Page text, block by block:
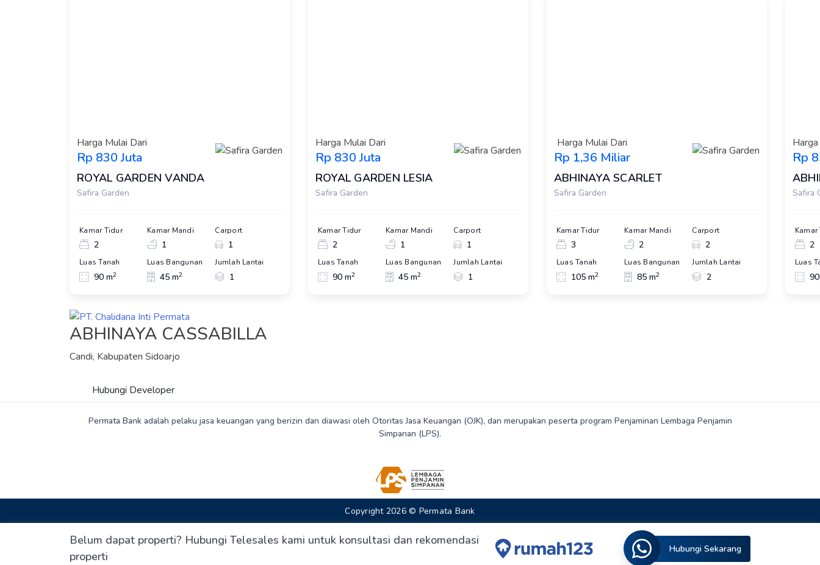
Harga Mulai Dari
Rp 830 Juta
ROYAL GARDEN VANDA
Safira Garden
Kamar Tidur
2
Kamar Mandi
1
Carport
1
Luas Tanah
90 m2
Luas Bangunan
45 m2
Jumlah Lantai
1
Harga Mulai Dari
Rp 830 Juta
ROYAL GARDEN LESIA
Safira Garden
Kamar Tidur
2
Kamar Mandi
1
Carport
1
Luas Tanah
90 m2
Luas Bangunan
45 m2
Jumlah Lantai
1
Harga Mulai Dari
Rp 1,36 Miliar
ABHINAYA SCARLET
Safira Garden
Kamar Tidur
3
Kamar Mandi
2
Carport
2
Luas Tanah
105 m2
Luas Bangunan
85 m2
Jumlah Lantai
2
Rp
Safira
2
Luas
ABHINAYA CASSABILLA
Candi, Kabupaten Sidoarjo
Hubungi Developer
Permata Bank adalah pelaku jasa keuangan yang berizin dan diawasi oleh Otoritas Jasa Keuangan (OJK), dan merupakan peserta program Penjaminan Lembaga Penjamin
Simpanan (LPS).
Copyright 2026 © Permata Bank
Belum dapat properti? Hubungi Telesales kami untuk konsultasi dan rekomendasi
properti
Hubungi Sekarang